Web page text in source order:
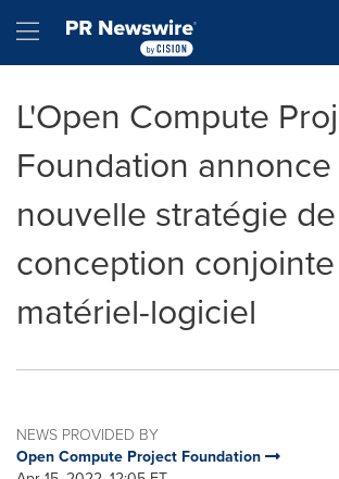
Hamburger menu
L'Open Compute
Foundation
nouvelle stratégie de
conception conjointe
matériel-logiciel
NEWS PROVIDED BY
Open Compute Project Foundation